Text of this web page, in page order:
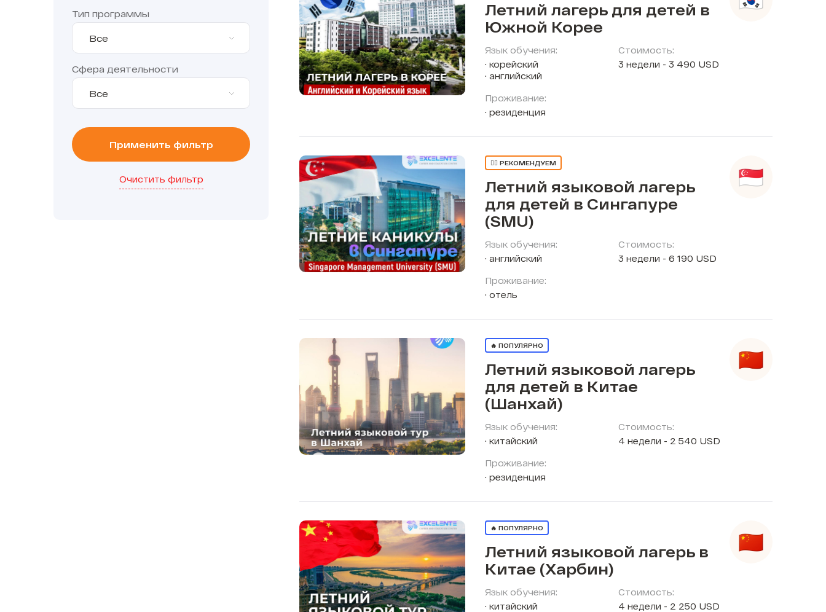
Тип программы
Все
Сфера деятельности
Все
Применить фильтр
Очистить фильтр
Летний лагерь для детей в
Южной Корее
Язык обучения:
корейский
английский
Проживание:
резиденция
Стоимость:
3 недели - 3 490 USD
👍🏼 РЕКОМЕНДУЕМ
Летний языковой лагерь
для детей в Сингапуре
(SMU)
Язык обучения:
английский
Проживание:
отель
Стоимость:
3 недели - 6 190 USD
🔥 ПОПУЛЯРНО
Летний языковой лагерь
для детей в Китае
(Шанхай)
Язык обучения:
китайский
Проживание:
резиденция
Стоимость:
4 недели - 2 540 USD
🔥 ПОПУЛЯРНО
Летний языковой лагерь в
Китае (Харбин)
Язык обучения:
китайский
Стоимость:
4 недели - 2 250 USD